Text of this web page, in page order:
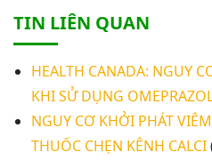
TIN LIÊN QUAN
HEALTH CANADA: NGUY
KHI SỬ DỤNG
NGUY CƠ KHỞI PHÁT
THUỐC CHẸN KÊNH CALCI